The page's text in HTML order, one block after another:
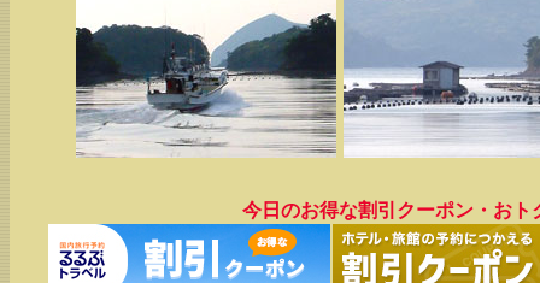
今日のお得な割引クーポン・おト